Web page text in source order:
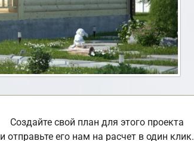
Создайте свой план для этого проекта
и отправьте его нам на расчет в один клик.